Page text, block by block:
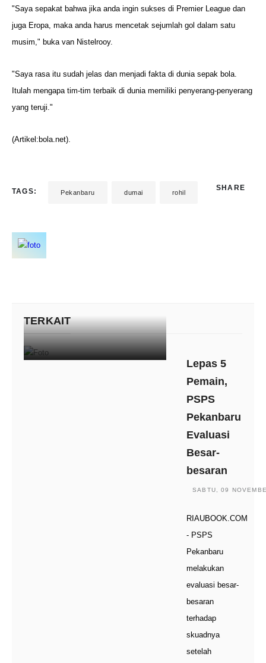
"Saya sepakat bahwa jika anda ingin sukses di Premier League dan
juga Eropa, maka anda harus mencetak sejumlah gol dalam satu
musim," buka van Nistelrooy.
"Saya rasa itu sudah jelas dan menjadi fakta di dunia sepak bola.
Itulah mengapa tim-tim terbaik di dunia memiliki penyerang-penyerang
yang teruji."
(Artikel:bola.net).
TAGS: Pekanbaru dumai rohil
SHARE
TERKAIT
Lepas 5
Pemain,
PSPS
Pekanbaru
Evaluasi
Besar-
besaran
SABTU, 09
RIAUBOOK.COM
- PSPS
Pekanbaru
melakukan
evaluasi besar-
besaran
terhadap
skuadnya
setelah